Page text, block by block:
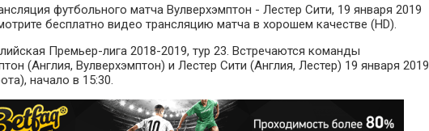
футбольного матча Вулверхэмптон - Лестер Сити, 19 января 2019
бесплатно видео трансляцию матча в хорошем качестве (HD).
Премьер-лига 2018-2019, тур 23. Встречаются команды
(Англия, Вулверхэмптон) и Лестер Сити (Англия, Лестер) 19 января 2019
начало в 15:30.